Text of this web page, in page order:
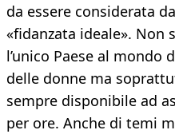
da essere considerata
«fidanzata ideale». Non
l’unico Paese al
delle donne ma
sempre disponibile ad
per ore. Anche di temi